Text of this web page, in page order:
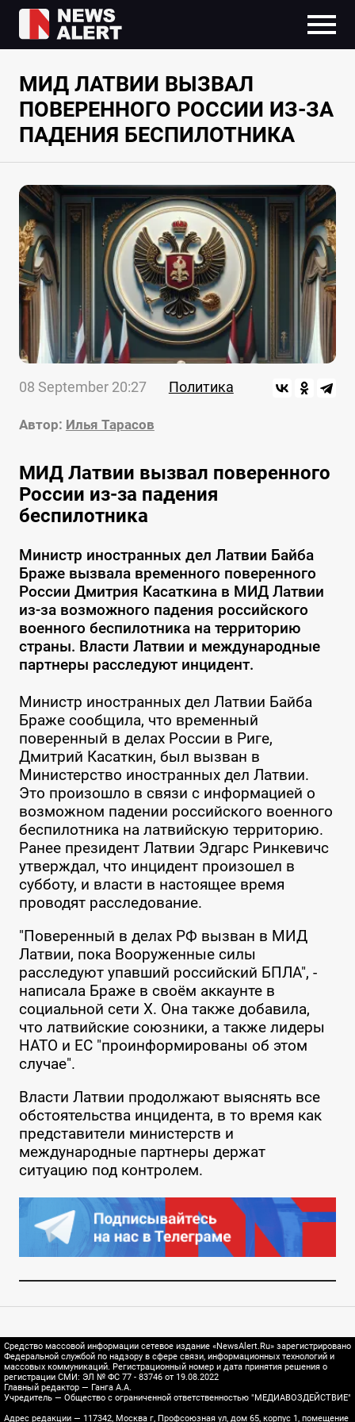
МИД ЛАТВИИ ВЫЗВАЛ
ПОВЕРЕННОГО РОССИИ ИЗ-ЗА
ПАДЕНИЯ БЕСПИЛОТНИКА
08 September 20:27 Политика
Автор: Илья Тарасов
МИД Латвии вызвал поверенного
России из-за падения
беспилотника
Министр иностранных дел Латвии Байба
Браже вызвала временного поверенного
России Дмитрия Касаткина в МИД Латвии
из-за возможного падения российского
военного беспилотника на территорию
страны. Власти Латвии и международные
партнеры расследуют инцидент.
Министр иностранных дел Латвии Байба
Браже сообщила, что временный
поверенный в делах России в Риге,
Дмитрий Касаткин, был вызван в
Министерство иностранных дел Латвии.
Это произошло в связи с информацией о
возможном падении российского военного
беспилотника на латвийскую территорию.
Ранее президент Латвии Эдгарс Ринкевичс
утверждал, что инцидент произошел в
субботу, и власти в настоящее время
проводят расследование.
"Поверенный в делах РФ вызван в МИД
Латвии, пока Вооруженные силы
расследуют упавший российский БПЛА", -
написала Браже в своём аккаунте в
социальной сети Х. Она также добавила,
что латвийские союзники, а также лидеры
НАТО и ЕС "проинформированы об этом
случае".
Власти Латвии продолжают выяснять все
обстоятельства инцидента, в то время как
представители министерств и
международные партнеры держат
ситуацию под контролем.
Средство массовой информации сетевое издание «NewsAlert.Ru» зарегистрировано
Федеральной службой по надзору в сфере связи, информационных технологий и
массовых коммуникаций. Регистрационный номер и дата принятия решения о
регистрации СМИ: ЭЛ № ФС 77 - 83746 от 19.08.2022
Главный редактор — Ганга А.А.
Учредитель — Общество с ограниченной ответственностью "МЕДИАВОЗДЕЙСТВИЕ"
Адрес редакции — 117342, Москва г, Профсоюзная ул, дом 65, корпус 1, помещение